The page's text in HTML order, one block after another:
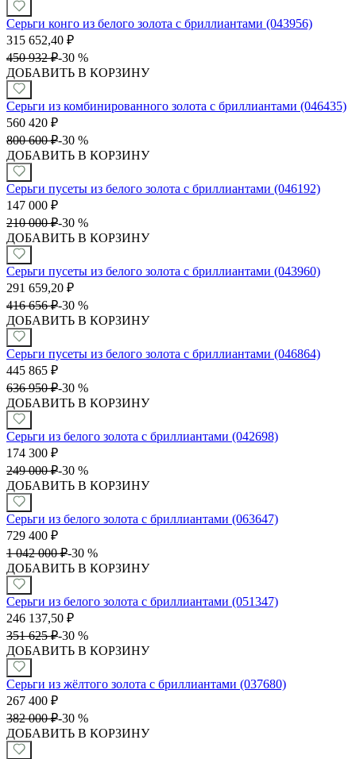
Серьги конго из белого золота с бриллиантами (043956)
315 652,40 ₽
450 932 ₽-30 %
ДОБАВИТЬ В КОРЗИНУ
Серьги из комбинированного золота с бриллиантами (046435)
560 420 ₽
800 600 ₽-30 %
ДОБАВИТЬ В КОРЗИНУ
Серьги пусеты из белого золота с бриллиантами (046192)
147 000 ₽
210 000 ₽-30 %
ДОБАВИТЬ В КОРЗИНУ
Серьги пусеты из белого золота с бриллиантами (043960)
291 659,20 ₽
416 656 ₽-30 %
ДОБАВИТЬ В КОРЗИНУ
Серьги пусеты из белого золота с бриллиантами (046864)
445 865 ₽
636 950 ₽-30 %
ДОБАВИТЬ В КОРЗИНУ
Серьги из белого золота с бриллиантами (042698)
174 300 ₽
249 000 ₽-30 %
ДОБАВИТЬ В КОРЗИНУ
Серьги из белого золота с бриллиантами (063647)
729 400 ₽
1 042 000 ₽-30 %
ДОБАВИТЬ В КОРЗИНУ
Серьги из белого золота с бриллиантами (051347)
246 137,50 ₽
351 625 ₽-30 %
ДОБАВИТЬ В КОРЗИНУ
Серьги из жёлтого золота с бриллиантами (037680)
267 400 ₽
382 000 ₽-30 %
ДОБАВИТЬ В КОРЗИНУ